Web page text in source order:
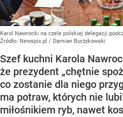
Karol Nawrocki na czele polskiej delegacji
Źródło: Newspix.pl / Damian Burzykowski
Szef kuchni Karola
że prezydent „chętnie
co zostanie dla niego
ma potraw, których nie
miłośnikiem ryb, nawet